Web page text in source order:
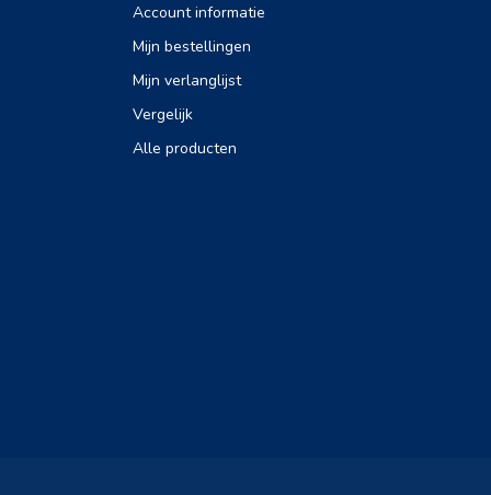
Account informatie
Mijn bestellingen
Mijn verlanglijst
Vergelijk
Alle producten